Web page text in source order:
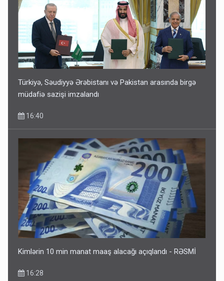
Türkiyə, Səudiyyə Ərəbistanı və Pakistan arasında birgə
müdafiə sazişi imzalandı
16:40
Kimlərin 10 min manat maaş alacağı açıqlandı - RƏSMİ
16:28